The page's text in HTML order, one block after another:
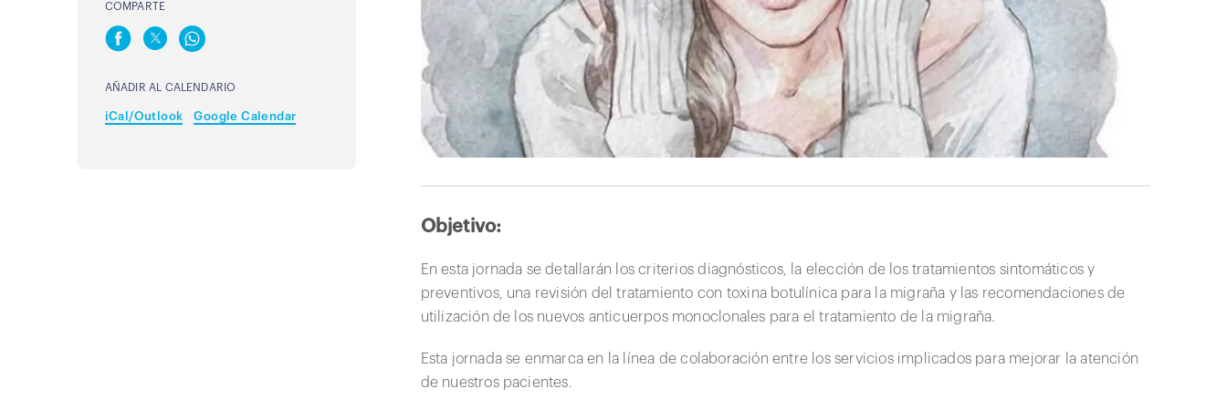
COMPARTE
AÑADIR AL CALENDARIO
iCal/Outlook Google Calendar
Objetivo:
En esta jornada se detallarán los criterios diagnósticos, la elección de los tratamientos sintomáticos y
preventivos, una revisión del tratamiento con toxina botulínica para la migraña y las recomendaciones de
utilización de los nuevos anticuerpos monoclonales para el tratamiento de la migraña.
Esta jornada se enmarca en la línea de colaboración entre los servicios implicados para mejorar la atención
de nuestros pacientes.